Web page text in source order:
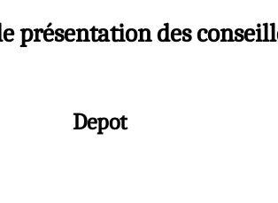
présentation des
Depot